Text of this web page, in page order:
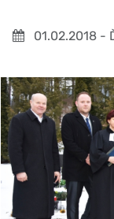
01.02.2018 -